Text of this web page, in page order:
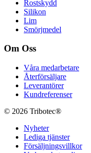
Rostskydd
Silikon
Lim
Smörjmedel
Om Oss
Våra medarbetare
Återförsäljare
Leverantörer
Kundreferenser
© 2026 Tribotec®
Nyheter
Lediga tjänster
Försäljningsvillkor